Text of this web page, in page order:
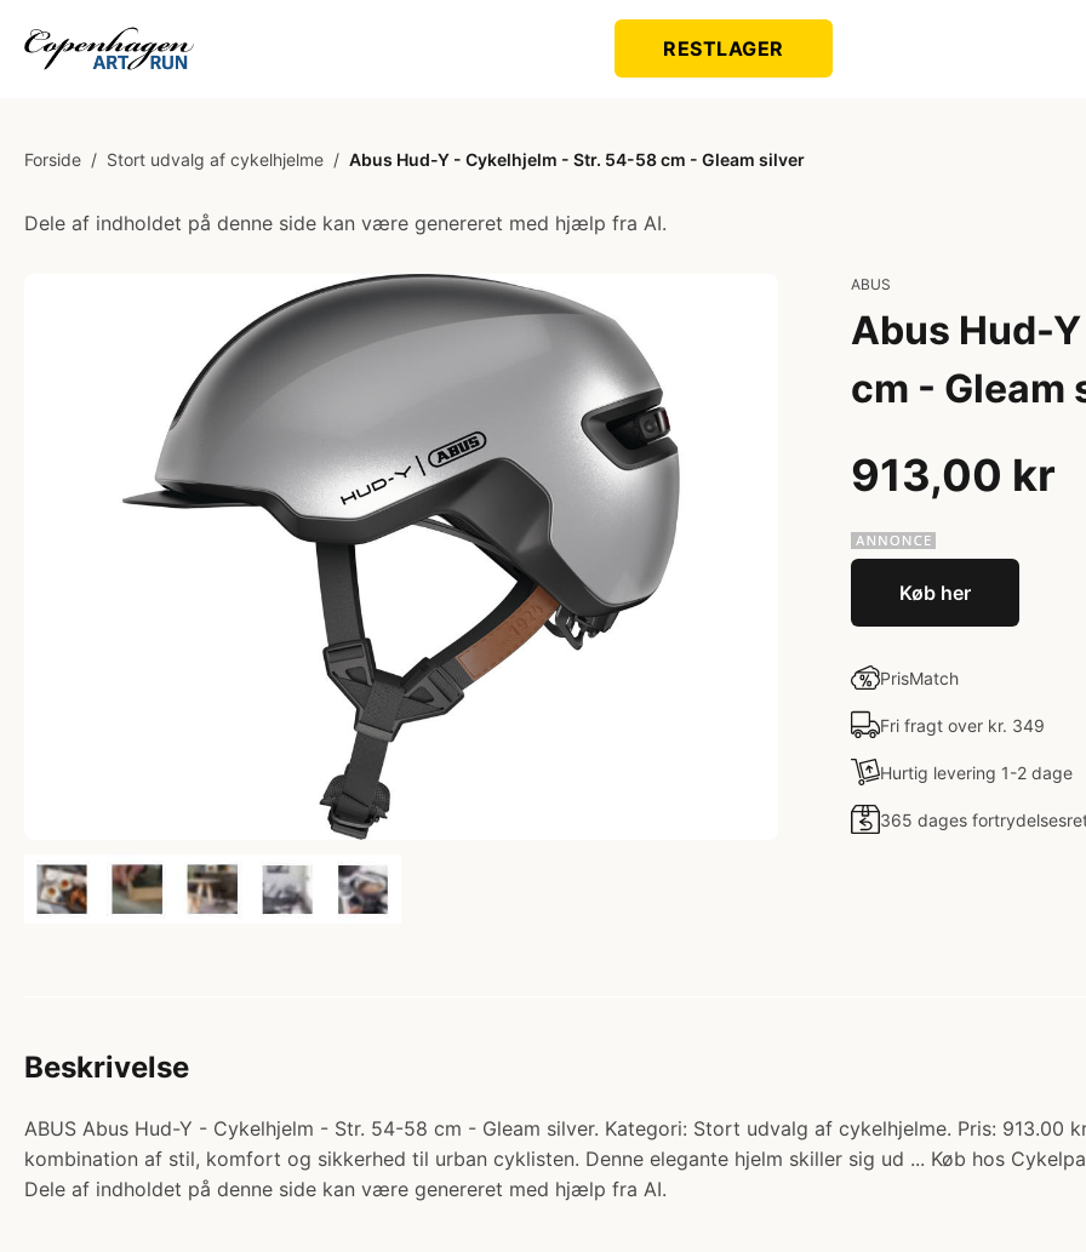
RESTLAGER
Forside / Stort udvalg af cykelhjelme / Abus Hud-Y - Cykelhjelm - Str. 54-58 cm - Gleam silver
Dele af indholdet på denne side kan være genereret med hjælp fra AI.
ABUS
Abus Hud-
cm - Gleam
913,00 kr
Køb her
PrisMatch
Fri fragt over kr. 349
Hurtig levering 1-2 dage
365 dages
Beskrivelse
ABUS Abus Hud-Y - Cykelhjelm - Str. 54-58 cm - Gleam silver. Kategori: Stort udvalg af cykelhjelme. Pris: 913.00
kombination af stil, komfort og sikkerhed til urban cyklisten. Denne elegante hjelm skiller sig ud ... Køb hos
Dele af indholdet på denne side kan være genereret med hjælp fra AI.